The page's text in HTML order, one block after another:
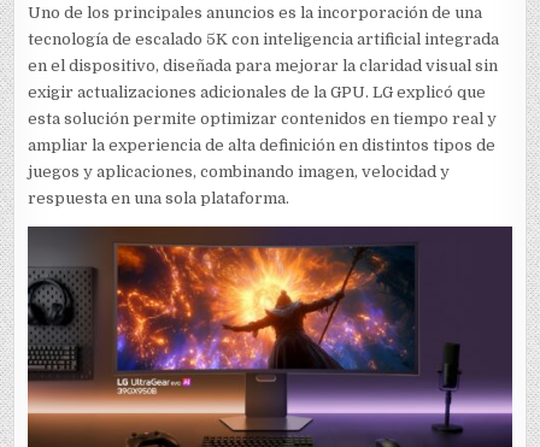
Uno de los principales anuncios es la incorporación de una
tecnología de escalado 5K con inteligencia artificial integrada
en el dispositivo, diseñada para mejorar la claridad visual sin
exigir actualizaciones adicionales de la GPU. LG explicó que
esta solución permite optimizar contenidos en tiempo real y
ampliar la experiencia de alta definición en distintos tipos de
juegos y aplicaciones, combinando imagen, velocidad y
respuesta en una sola plataforma.